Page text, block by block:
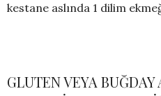
kestane aslında 1 dilim
GLUTEN VEYA